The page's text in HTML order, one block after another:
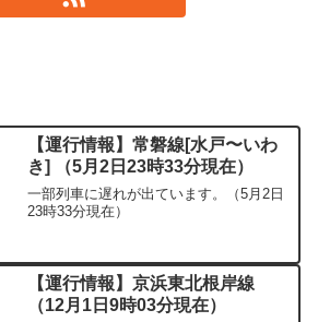
【運行情報】常磐線[水戸〜いわ
き] （5月2日23時33分現在）
一部列車に遅れが出ています。（5月2日
23時33分現在）
【運行情報】京浜東北根岸線
（12月1日9時03分現在）